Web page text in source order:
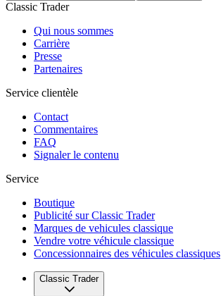
Classic Trader
Qui nous sommes
Carrière
Presse
Partenaires
Service clientèle
Contact
Commentaires
FAQ
Signaler le contenu
Service
Boutique
Publicité sur Classic Trader
Marques de vehicules classique
Vendre votre véhicule classique
Concessionnaires des véhicules classiques
Classic Trader